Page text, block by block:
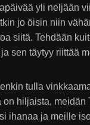
yli neljään
jo öisin niin
siitä. Tehdään
sen täytyy riittää
tulla
on hiljaista, meidän
ihanaa ja meille